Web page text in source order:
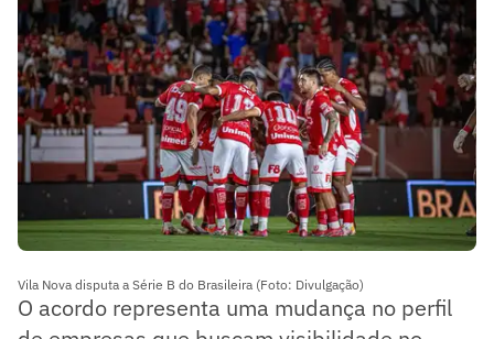
Vila Nova disputa a Série B do Brasileira (Foto: Divulgação)
O acordo representa uma mudança no perfil